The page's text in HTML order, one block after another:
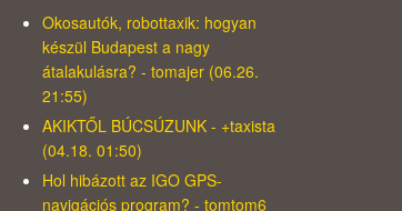
Okosautók, robottaxik: hogyan
készül Budapest a nagy
átalakulásra? - tomajer (06.26.
21:55)
AKIKTŐL BÚCSÚZUNK - +taxista
(04.18. 01:50)
Hol hibázott az IGO GPS-
navigációs program? - tomtom6